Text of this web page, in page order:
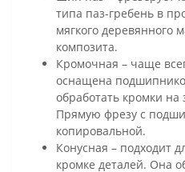
типа паз-гребень в
мягкого деревянного
композита.
Кромочная – чаще
оснащена
обработать кромки на
Прямую фрезу с
копировальной.
Конусная – подходит
кромке деталей. Она